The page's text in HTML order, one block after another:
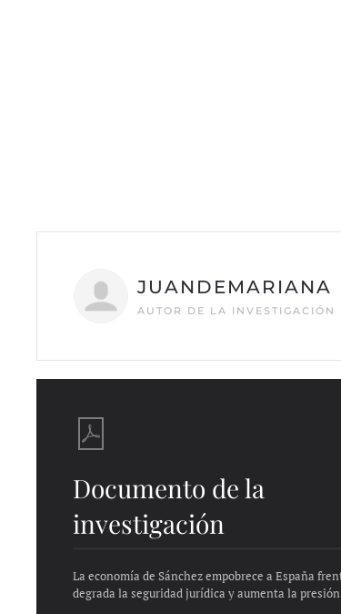
JUANDEMARIANA
AUTOR DE LA INVESTIGACIÓN
Documento de la
investigación
La economía de Sánchez empobrece a España
degrada la seguridad jurídica y aumenta la